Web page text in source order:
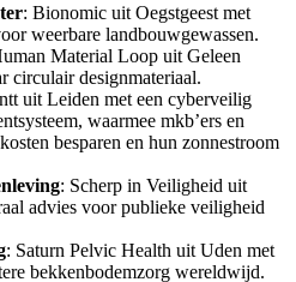
: Bionomic uit Oegstgeest met
weerbare landbouwgewassen.
Material Loop uit Geleen
circulair designmateriaal.
uit Leiden met een cyberveilig
waarmee mkb’ers en
besparen en hun zonnestroom
: Scherp in Veiligheid uit
advies voor publieke veiligheid
: Saturn Pelvic Health uit Uden met
bekkenbodemzorg wereldwijd.